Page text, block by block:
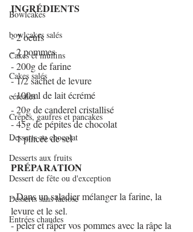
Bowlcakes
bowlcakes salés
Cakes et muffins
Cakes salés
céréales
Crêpes, gaufres et pancakes
Desserts au chocolat
Desserts aux fruits
Dessert de fête ou d'exception
Desserts sans lactose
Entrées chaudes
INGRÉDIENTS
- 2 oeufs
- 2 pommes
- 200g de farine
- 1/2 sachet de levure
- 100ml de lait écrémé
- 20g de canderel cristallisé
- 45g de pépites de chocolat
- 1 pincée de sel
PRÉPARATION
- Dans un saladier mélanger la farine, la
levure et le sel.
- peler et râper vos pommes avec la râpe la